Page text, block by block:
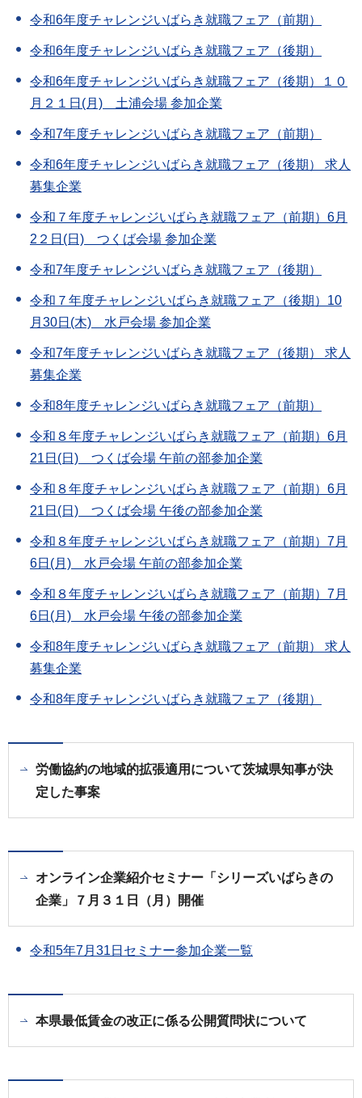
令和6年度チャレンジいばらき就職フェア（前期）
令和6年度チャレンジいばらき就職フェア（後期）
令和6年度チャレンジいばらき就職フェア（後期）１０
月２１日(月) 土浦会場 参加企業
令和7年度チャレンジいばらき就職フェア（前期）
令和6年度チャレンジいばらき就職フェア（後期） 求人
募集企業
令和７年度チャレンジいばらき就職フェア（前期）6月
2２日(日) つくば会場 参加企業
令和7年度チャレンジいばらき就職フェア（後期）
令和７年度チャレンジいばらき就職フェア（後期）10
月30日(木) 水戸会場 参加企業
令和7年度チャレンジいばらき就職フェア（後期） 求人
募集企業
令和8年度チャレンジいばらき就職フェア（前期）
令和８年度チャレンジいばらき就職フェア（前期）6月
21日(日) つくば会場 午前の部参加企業
令和８年度チャレンジいばらき就職フェア（前期）6月
21日(日) つくば会場 午後の部参加企業
令和８年度チャレンジいばらき就職フェア（前期）7月
6日(月) 水戸会場 午前の部参加企業
令和８年度チャレンジいばらき就職フェア（前期）7月
6日(月) 水戸会場 午後の部参加企業
令和8年度チャレンジいばらき就職フェア（前期） 求人
募集企業
令和8年度チャレンジいばらき就職フェア（後期）
労働協約の地域的拡張適用について茨城県知事が決
定した事案
オンライン企業紹介セミナー「シリーズいばらきの
企業」７月３１日（月）開催
令和5年7月31日セミナー参加企業一覧
本県最低賃金の改正に係る公開質問状について